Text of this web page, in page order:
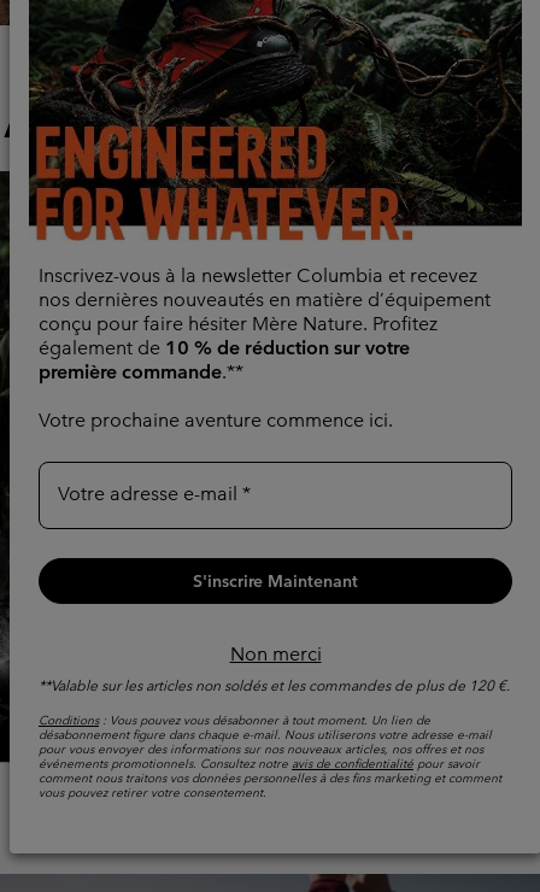
Inscrivez-vous à la newsletter Columbia et recevez
nos dernières nouveautés en matière d’équipement
conçu pour faire hésiter Mère Nature. Profitez
également de 10 % de réduction sur votre
première commande.**
Votre prochaine aventure commence ici.
Votre adresse e-mail
S'inscrire Maintenant
Non merci
**Valable sur les articles non soldés et les commandes de plus de 120 €.
Conditions: Vous pouvez vous désabonner à tout moment. Un lien de
désabonnement figure dans chaque e-mail. Nous utiliserons votre adresse e-mail
pour vous envoyer des informations sur nos nouveaux articles, nos offres et nos
événements promotionnels. Consultez notre avis de confidentialité pour savoir
comment nous traitons vos données personnelles à des fins marketing et comment
vous pouvez retirer votre consentement.
Astuces et conseils d'experts sur les itinéraires et l'équipement :
tout ce que vous devez savoir pour mieux randonner, plus
longtemps et en toute sérénité.
Explorez Maintenant
Articles pour toutes les conditions
Slide
Slide
Hiking collection